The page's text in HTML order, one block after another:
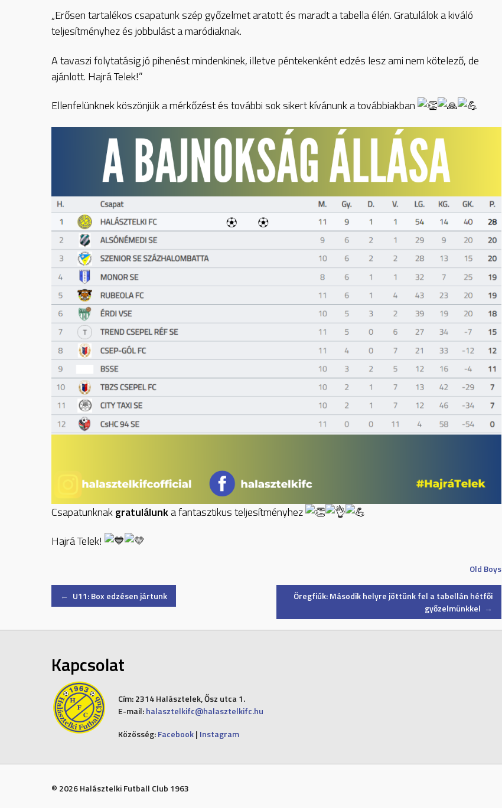
„Erősen tartalékos csapatunk szép győzelmet aratott és maradt a tabella élén. Gratulálok a kiváló
teljesítményhez és jobbulást a maródiaknak.
A tavaszi folytatásig jó pihenést mindenkinek, illetve péntekenként edzés lesz ami nem kötelező, de
ajánlott. Hajrá Telek!”
Ellenfelünknek köszönjük a mérkőzést és további sok sikert kívánunk a továbbiakban
Csapatunknakgratulálunka fantasztikus teljesítményhez
Hajrá Telek!
Old Boys
Post
navigation
← U11: Box edzésen jártunk
Öregfiúk: Második helyre jöttünk fel a tabellán hétfői
győzelmünkkel →
Kapcsolat
Cím:2314 Halásztelek, Ősz utca 1.
E-mail: halasztelkifc@halasztelkifc.hu
Közösség: Facebook| Instagram
© 2026 Halásztelki Futball Club 1963